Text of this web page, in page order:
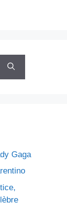
Gaga